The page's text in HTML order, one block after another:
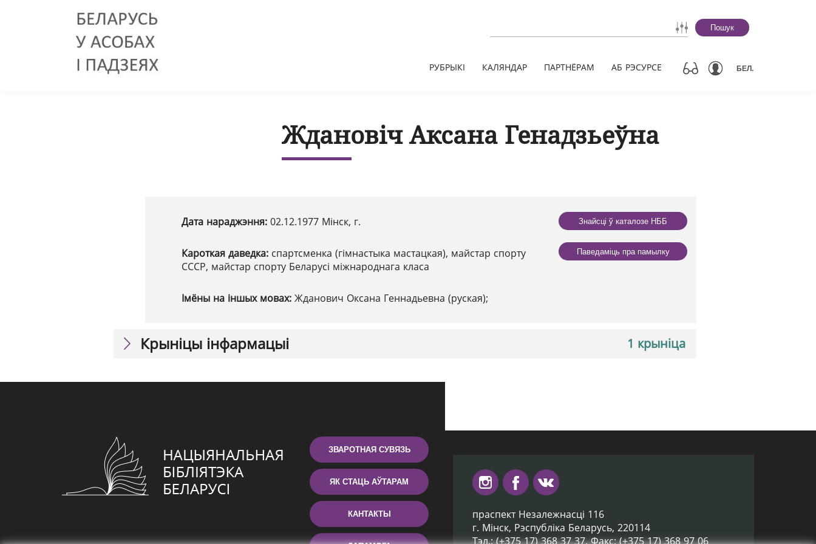
Пошук
РУБРЫКІ КАЛЯНДАР ПАРТНЁРАМ АБ РЭСУРСЕ БЕЛ.
Ждановіч Аксана Генадзьеўна
Дата нараджэння: 02.12.1977 Мінск, г.
Кароткая даведка: спартсменка (гімнастыка мастацкая), майстар спорту
СССР, майстар спорту Беларусі міжнароднага класа
Імёны на іншых мовах: Жданович Оксана Геннадьевна (руская);
Знайсці ў каталозе НББ
Паведаміць пра памылку
1 крыніца
Крыніцы інфармацыі
ЗВАРОТНАЯ СУВЯЗЬ
ЯК СТАЦЬ АЎТАРАМ
КАНТАКТЫ
праспект Незалежнасці 116
г. Мiнск, Рэспубліка Беларусь, 220114
Тэл.: (+375 17) 368 37 37, Факс: (+375 17) 368 97 06